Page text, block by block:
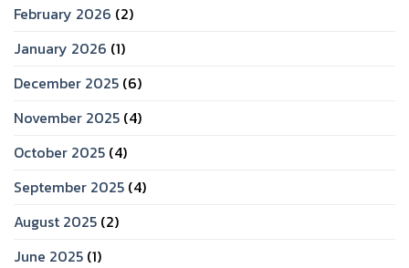
February 2026 (2)
January 2026 (1)
December 2025 (6)
November 2025 (4)
October 2025 (4)
September 2025 (4)
August 2025 (2)
June 2025 (1)